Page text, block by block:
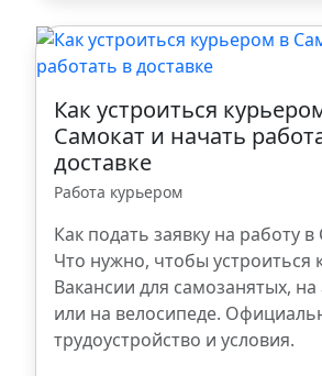
Как устроиться
Самокат и начать
доставке
Работа курьером
Как подать заявку на работу в
Что нужно, чтобы устроиться
Вакансии для самозанятых,
или на велосипеде.
трудоустройство и условия.